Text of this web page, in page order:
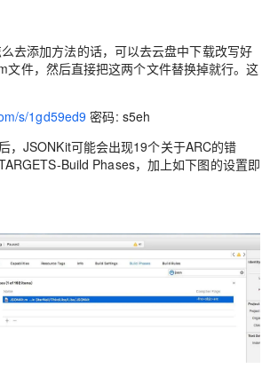
去添加方法的话，可以去云盘中下载改写好
文件，然后直接把这两个文件替换掉就行。这
s/1gd59ed9 密码: s5eh
，JSONKit可能会出现19个关于ARC的错
Build Phases，加上如下图的设置即